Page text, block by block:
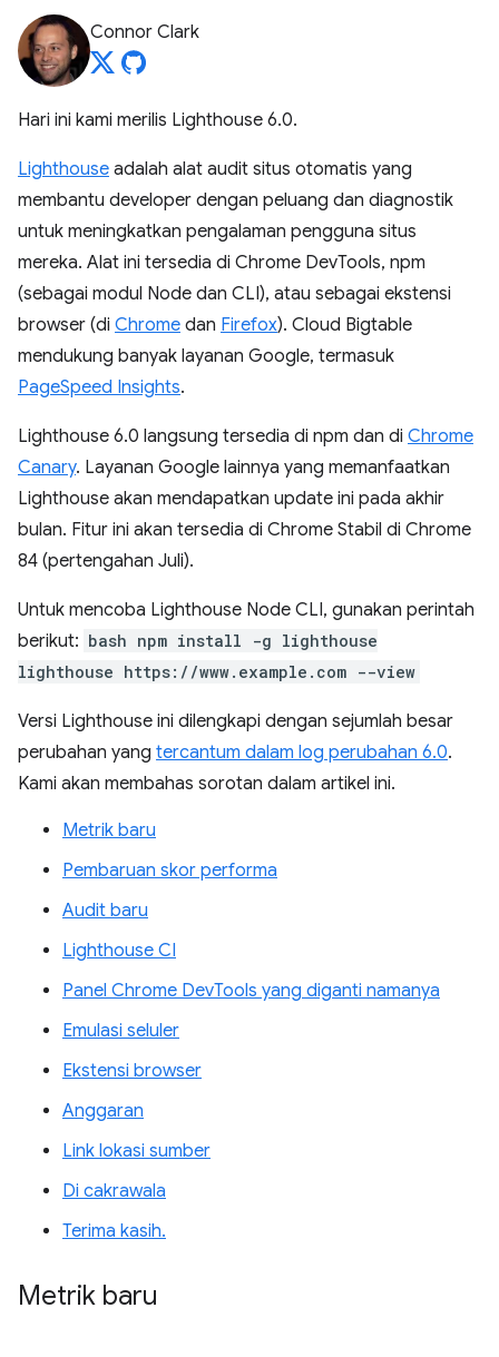
Connor Clark
Hari ini kami merilis Lighthouse 6.0.
Lighthouse adalah alat audit situs otomatis yang
membantu developer dengan peluang dan diagnostik
untuk meningkatkan pengalaman pengguna situs
mereka. Alat ini tersedia di Chrome DevTools, npm
(sebagai modul Node dan CLI), atau sebagai ekstensi
browser (di Chrome dan Firefox). Cloud Bigtable
mendukung banyak layanan Google, termasuk
PageSpeed Insights.
Lighthouse 6.0 langsung tersedia di npm dan di Chrome
Canary. Layanan Google lainnya yang memanfaatkan
Lighthouse akan mendapatkan update ini pada akhir
bulan. Fitur ini akan tersedia di Chrome Stabil di Chrome
84 (pertengahan Juli).
Untuk mencoba Lighthouse Node CLI, gunakan perintah
berikut: bash npm install -g lighthouse
lighthouse https://www.example.com --view
Versi Lighthouse ini dilengkapi dengan sejumlah besar
perubahan yang tercantum dalam log perubahan 6.0.
Kami akan membahas sorotan dalam artikel ini.
Metrik baru
Pembaruan skor performa
Audit baru
Lighthouse CI
Panel Chrome DevTools yang diganti namanya
Emulasi seluler
Ekstensi browser
Anggaran
Link lokasi sumber
Di cakrawala
Terima kasih.
Metrik baru